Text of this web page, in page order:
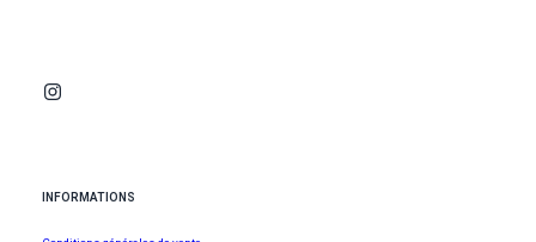
INFORMATIONS